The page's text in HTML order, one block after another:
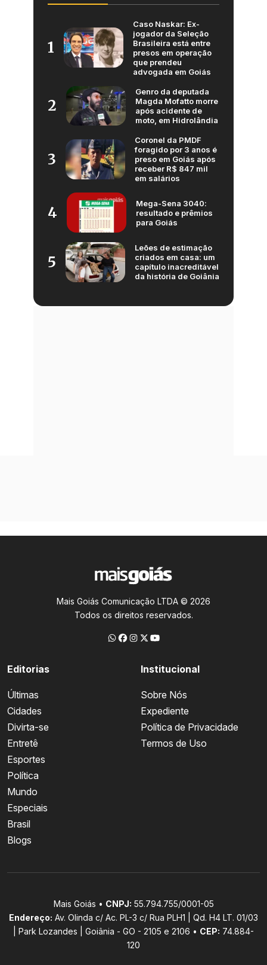
1
Caso Naskar: Ex-
jogador da Seleção
Brasileira está entre
presos em operação
que prendeu
advogada em Goiás
2
Genro da deputada
Magda Mofatto morre
após acidente de
moto, em Hidrolândia
3
Coronel da PMDF
foragido por 3 anos é
preso em Goiás após
receber R$ 847 mil
em salários
4
Mega-Sena 3040:
resultado e prêmios
para Goiás
5
Leões de estimação
criados em casa: um
capítulo inacreditável
da história de Goiânia
Mais Goiás Comunicação LTDA © 2026
Todos os direitos reservados.
Editorias
Últimas
Cidades
Divirta-se
Entretê
Esportes
Política
Mundo
Especiais
Brasil
Blogs
Institucional
Sobre Nós
Expediente
Política de Privacidade
Termos de Uso
Mais Goiás • CNPJ: 55.794.755/0001-05
Endereço: Av. Olinda c/ Ac. PL-3 c/ Rua PLH1 | Qd. H4 LT. 01/03
| Park Lozandes | Goiânia - GO - 2105 e 2106 • CEP: 74.884-
120